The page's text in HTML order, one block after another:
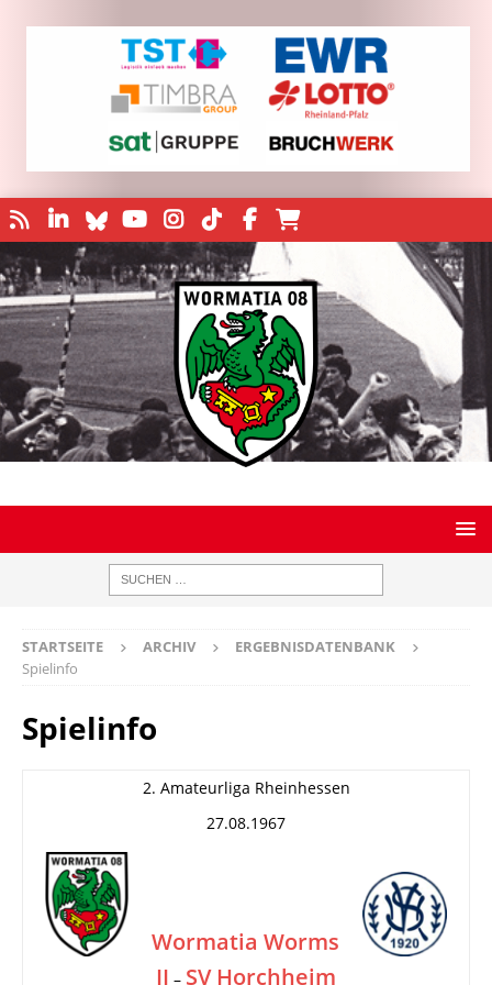
STARTSEITE ARCHIV
ERGEBNISDATENBANK
Spielinfo
Spielinfo
2. Amateurliga Rheinhessen
27.08.1967
Wormatia Worms
II – SV Horchheim